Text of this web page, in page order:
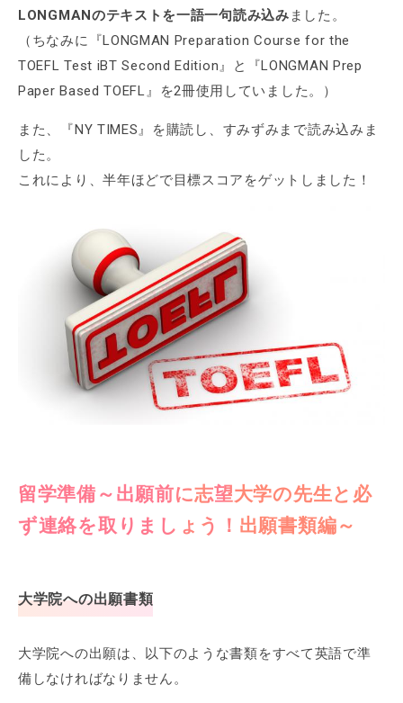
LONGMANのテキストを一語一句読み込み ました。
（ちなみに『LONGMAN Preparation Course for the
TOEFL Test iBT Second Edition』と『LONGMAN Prep
Paper Based TOEFL』を2冊使用していました。）
また、『NY TIMES』を購読し、すみずみまで読み込みま
した。
これにより、半年ほどで目標スコアをゲットしました！
留学準備～出願前に志望大学の先生と必
ず連絡を取りましょう！出願書類編～
大学院への出願書類
大学院への出願は、以下のような書類をすべて英語で準
備しなければなりません。